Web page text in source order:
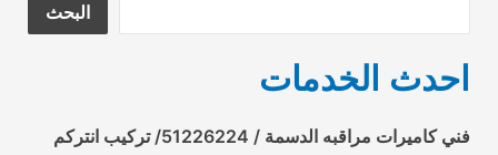
البحث
احدث الخدمات
فني كاميرات مراقبه الدسمة / 51226224/ تركيب انتركم